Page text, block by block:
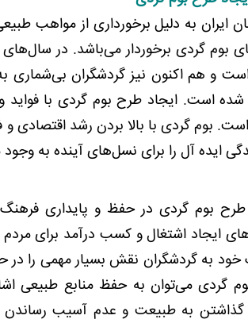
ایران به دلیل برخورداری از مواهب
بوم گردی برخوردار می‌باشد. در
و هم اکنون نیز گردشگران بی‌شماری
شده است. ایجاد طرح بوم گردی با
است. بوم گردی با بالا بردن رشد
ایده آل را برای نسل‌های آینده به وجود
طرح بوم گردی در حفظ و پایداری
ایجاد اشتغال و کسب درآمد برای
به گردشگران نقش بسیار مهمی را در
گردی می‌توان به حفظ منابع طبیعی
گذاشتن به طبیعت و عدم آسیب رساندن